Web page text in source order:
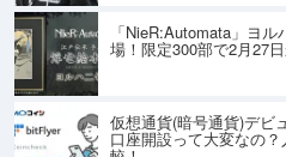
「NieR:Automata」ヨ
場！限定300部で2月27
仮想通貨(暗号通貨)デビ
口座開設って大変なの